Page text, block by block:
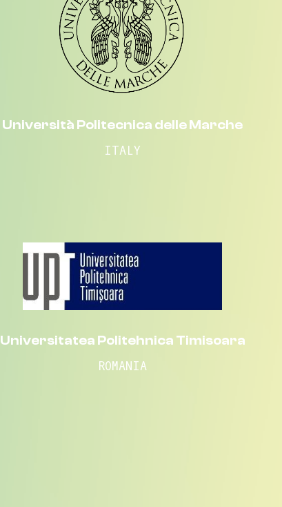
Università Politecnica delle Marche
ITALY
Universitatea Politehnica Timisoara
ROMANIA